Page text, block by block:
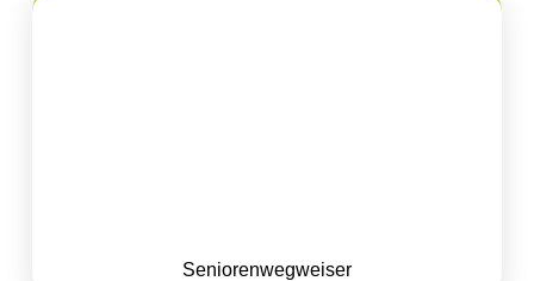
Seniorenwegweiser